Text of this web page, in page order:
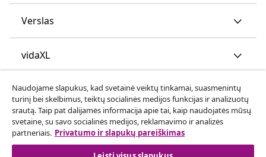
Verslas
vidaXL
Atraskite daugiau
Naudojame slapukus, kad svetainė veiktų tinkamai, suasmenintų
turinį bei skelbimus, teiktų socialinės medijos funkcijas ir analizuotų
srautą. Taip pat dalijamės informacija apie tai, kaip naudojatės mūsų
svetaine, su savo socialinės medijos, reklamavimo ir analizės
partneriais. Privatumo ir slapukų pareiškimas